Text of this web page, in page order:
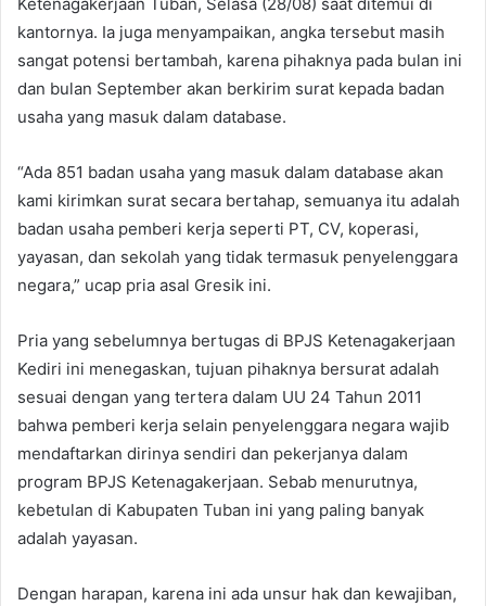
kantornya. Ia juga menyampaikan, angka tersebut masih
sangat potensi bertambah, karena pihaknya pada bulan ini
dan bulan September akan berkirim surat kepada badan
usaha yang masuk dalam database.
“Ada 851 badan usaha yang masuk dalam database akan
kami kirimkan surat secara bertahap, semuanya itu adalah
badan usaha pemberi kerja seperti PT, CV, koperasi,
yayasan, dan sekolah yang tidak termasuk penyelenggara
negara,” ucap pria asal Gresik ini.
Pria yang sebelumnya bertugas di BPJS Ketenagakerjaan
Kediri ini menegaskan, tujuan pihaknya bersurat adalah
sesuai dengan yang tertera dalam UU 24 Tahun 2011
bahwa pemberi kerja selain penyelenggara negara wajib
mendaftarkan dirinya sendiri dan pekerjanya dalam
program BPJS Ketenagakerjaan. Sebab menurutnya,
kebetulan di Kabupaten Tuban ini yang paling banyak
adalah yayasan.
Dengan harapan, karena ini ada unsur hak dan kewajiban,